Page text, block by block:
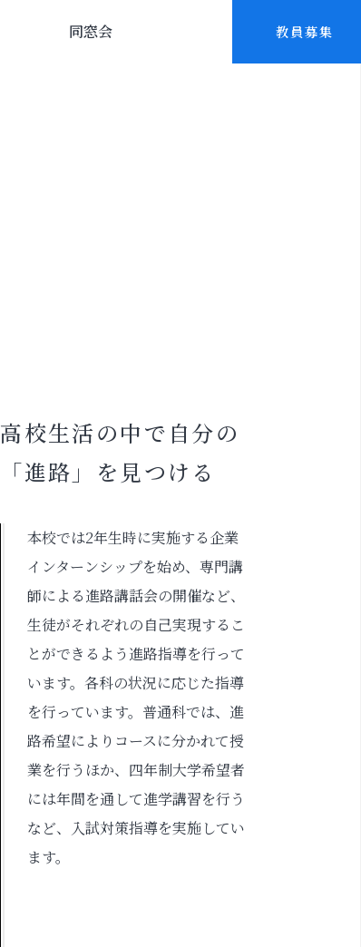
同窓会 教員募集
高校生活の中で自分の
「進路」を見つける
本校では2年生時に実施する企業
インターンシップを始め、専門講
師による進路講話会の開催など、
生徒がそれぞれの自己実現するこ
とができるよう進路指導を行って
います。各科の状況に応じた指導
を行っています。普通科では、進
路希望によりコースに分かれて授
業を行うほか、四年制大学希望者
には年間を通して進学講習を行う
など、入試対策指導を実施してい
ます。